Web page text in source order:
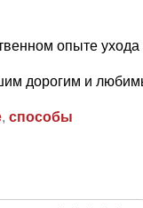
опыте
дорогим и
, способы